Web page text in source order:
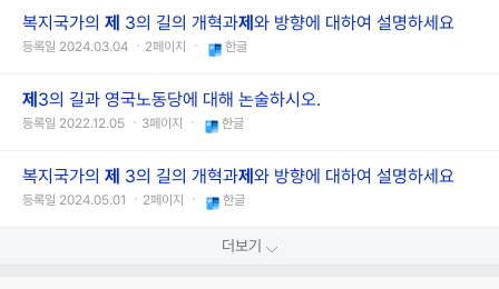
복지국가의 제 3의 길의 개혁과제 와 방향에 대하여 설명하세요
등록일 2024.03.04 ㆍ2페이지 ㆍ 한글
제 3의 길과 영국노동당에 대해 논술하시오.
등록일 2022.12.05 ㆍ3페이지 ㆍ 한글
복지국가의 제 3의 길의 개혁과제 와 방향에 대하여 설명하세요
등록일 2024.05.01 ㆍ2페이지 ㆍ 한글
더보기